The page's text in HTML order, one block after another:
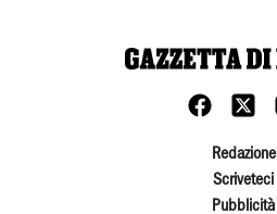
Redazione
Scriveteci
Pubblicità